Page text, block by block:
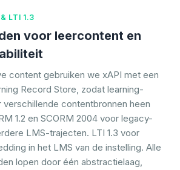
LTI 1.3
voor leercontent en
content gebruiken we xAPI met een
Record Store, zodat learning-
verschillende contentbronnen heen
1.2 en SCORM 2004 voor legacy-
LMS-trajecten. LTI 1.3 voor
in het LMS van de instelling. Alle
lopen door één abstractielaag,